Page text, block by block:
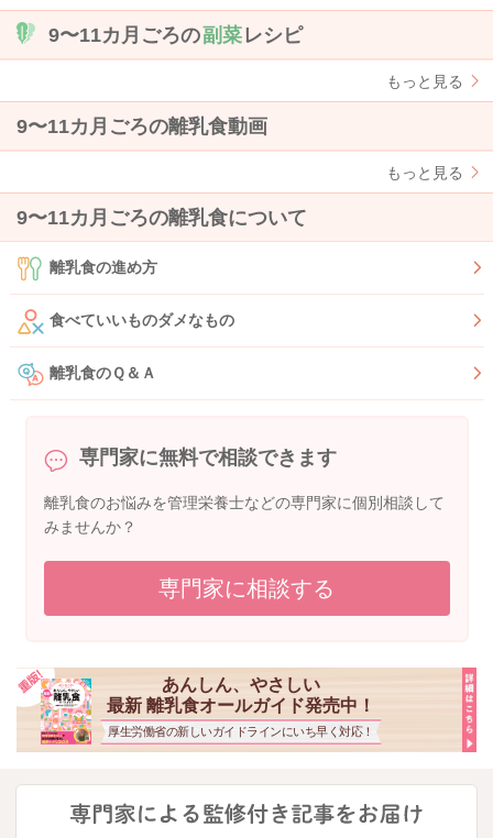
9〜11カ月ごろの副菜レシピ
もっと見る
9〜11カ月ごろの離乳食動画
もっと見る
9〜11カ月ごろの離乳食について
離乳食の進め方
食べていいものダメなもの
離乳食のＱ＆Ａ
専門家に無料で相談できます
離乳食のお悩みを管理栄養士などの専門家に個別相談して
みませんか？
専門家に相談する
あんしん、やさしい
最新 離乳食オールガイド発売中！
厚生労働省の新しいガイドラインにいち早く対応！